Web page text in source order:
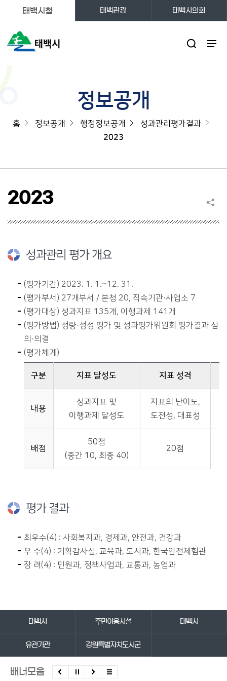
태백시청 태백관광 태백시의회
정보공개
홈 정보공개 행정정보공개
성과관리평가결과
2023
2023
성과관리 평가 개요
(평가기간) 2023. 1. 1.~12. 31.
(평가부서) 27개부서 / 본청 20, 직속기관·사업소 7
(평가대상) 성과지표 135개, 이행과제 141개
(평가방법) 정량·정성 평가 및 성과평가위원회 평가결과 심
의·의결
(평가체계)
구분 지표 달성도 지표 성격
내용
성과지표 및
이행과제 달성도
지표의 난이도,
도전성, 대표성
배점
50점
(중간 10, 최종 40)
20점
평가 결과
최우수(4) : 사회복지과, 경제과, 안전과, 건강과
우 수(4) : 기획감사실, 교육과, 도시과, 한국안전체험관
장 려(4) : 민원과, 정책사업과, 교통과, 농업과
태백시 주민이용시설 태백시
유관기관 강원특별자치도시군
배너모음